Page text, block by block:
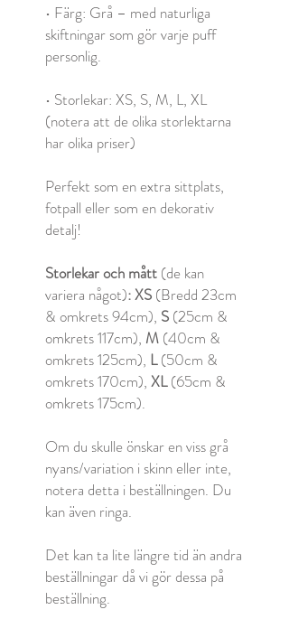
• Färg: Grå – med naturliga
skiftningar som gör varje puff
personlig.
• Storlekar: XS, S, M, L, XL
(notera att de olika storlektarna
har olika priser)
Perfekt som en extra sittplats,
fotpall eller som en dekorativ
detalj!
Storlekar och mått (de kan
variera något):XS (Bredd 23cm
& omkrets 94cm), S (25cm &
omkrets 117cm), M (40cm &
omkrets 125cm), L(50cm &
omkrets 170cm), XL(65cm &
omkrets 175cm).
Om du skulle önskar en viss grå
nyans/variation i skinn eller inte,
notera detta i beställningen. Du
kan även ringa.
Det kan ta lite längre tid än andra
beställningar då vi gör dessa på
beställning.